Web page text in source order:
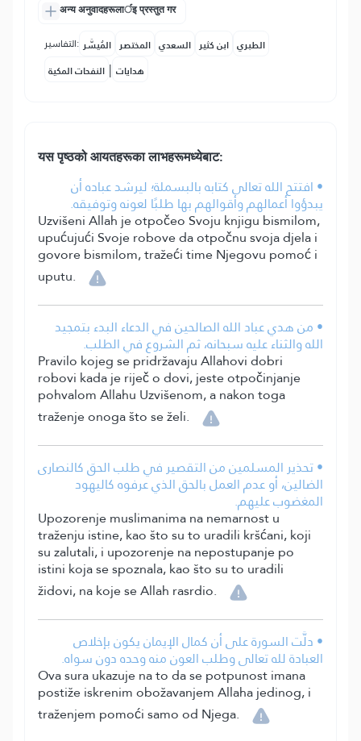
अन्य अनुवादहरूलार्इ प्रस्तुत गर
التفاسير: المُيسَّر المختصر السعدي ابن كثير الطبري
النفحات المكية | هدايات
यस पृष्ठको आयतहरूका लाभहरूमध्येबाट:
• افتتح الله تعالى كتابه بالبسملة؛ ليرشد عباده أن
يبدؤوا أعمالهم وأقوالهم بها طلبًا لعونه وتوفيقه.
Uzvišeni Allah je otpočeo Svoju knjigu bismilom,
upućujući Svoje robove da otpočnu svoja djela i
govore bismilom, tražeći time Njegovu pomoć i
uputu.
• من هدي عباد الله الصالحين في الدعاء البدء بتمجيد
الله والثناء عليه سبحانه، ثم الشروع في الطلب.
Pravilo kojeg se pridržavaju Allahovi dobri
robovi kada je riječ o dovi, jeste otpočinjanje
pohvalom Allahu Uzvišenom, a nakon toga
traženje onoga što se želi.
• تحذير المسلمين من التقصير في طلب الحق كالنصارى
الضالين، أو عدم العمل بالحق الذي عرفوه كاليهود
المغضوب عليهم.
Upozorenje muslimanima na nemarnost u
traženju istine, kao što su to uradili kršćani, koji
su zalutali, i upozorenje na nepostupanje po
istini koja se spoznala, kao što su to uradili
židovi, na koje se Allah rasrdio.
• دلَّت السورة على أن كمال الإيمان يكون بإخلاص
العبادة لله تعالى وطلب العون منه وحده دون سواه.
Ova sura ukazuje na to da se potpunost imana
postiže iskrenim obožavanjem Allaha jedinog, i
traženjem pomoći samo od Njega.